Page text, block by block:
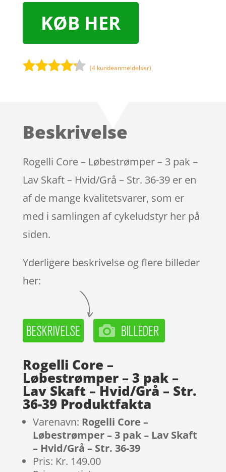
KØB HER
på
mmelser
(4 kundeanmeldelser)
Beskrivelse
Rogelli Core – Løbestrømper – 3 pak –
Lav Skaft – Hvid/Grå – Str. 36-39 er en
af de mange kvalitetsvarer, som er
med i samlingen af cykeludstyr her på
siden.
Yderligere beskrivelse og flere billeder
her:
Rogelli Core –
Løbestrømper – 3 pak –
Lav Skaft – Hvid/Grå – Str.
36-39 Produktfakta
Varenavn: Rogelli Core –
Løbestrømper – 3 pak – Lav Skaft
– Hvid/Grå – Str. 36-39
Pris: Kr. 149.00